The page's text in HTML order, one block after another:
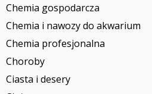
Chemia gospodarcza
Chemia i nawozy do akwarium
Chemia profesjonalna
Choroby
Ciasta i desery